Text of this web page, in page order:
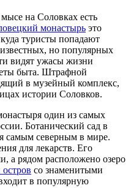
на Соловках есть
монастырь это
туристы попадают
но популярных
видят ужасы жизни
быта. Штрафной
в музейный комплекс,
истории Соловков.
один из самых
Ботанический сад в
самым северным в мире.
для лекарств. Его
а рядом расположено озеро
со знаменитыми
в популярную